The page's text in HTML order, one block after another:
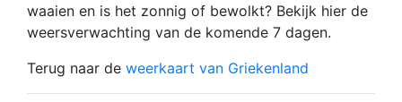
waaien en is het zonnig of bewolkt? Bekijk hier de
weersverwachting van de komende 7 dagen.
Terug naar de weerkaart van Griekenland